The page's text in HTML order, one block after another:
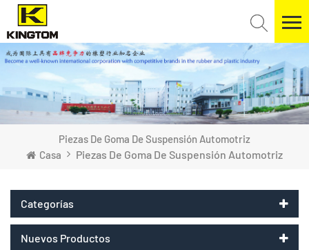
Piezas De Goma De Suspensión Automotriz
Casa
Piezas De Goma De Suspensión Automotriz
Categorías
Nuevos Productos